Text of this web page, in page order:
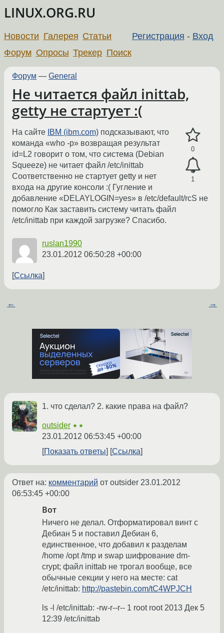
LINUX.ORG.RU
Регистрация - Вход
Новости Галерея Статьи
Форум Опросы Трекер Поиск
Форум — General
Не читается файл inittab,
getty не стартует :(
0
1
На сайте IBM (ibm.com) подсказывают, что
команда «who -p» возвращая результат
id=L2 говорит о том, что система (Debian
Squeeze) не читает файл /etc/inittab
Соответственно не стартует getty и нет
входа на другие консоли :( Гугление и
добавление «DELAYLOGIN=yes» в /etc/default/rcS не
помогло Как заставить систему читать файл
/etc/inittab при каждой загрузке? Спасибо.
ruslan1990
23.01.2012 06:50:28 +00:00
Ссылка
← →
1. что сделал? 2. какие права на файл?
outsider ★★
23.01.2012 06:53:45 +00:00
Показать ответы
Ссылка
Ответ на: комментарий от outsider 23.01.2012
06:53:45 +00:00
Вот
Ничего не делал. Отформатировал винт с
Дебиан 5 и поставил Дебиан 6,
единственное, что добавил к разделам
/home /opt /tmp и swap шифрование dm-
crypt; файл inittab не трогал вообще, все
обычные секции у него на месте: cat
/etc/inittab: http://pastebin.com/tC4WPJCH
ls -l /etc/inittab: -rw-r--r-- 1 root root 2013 Дек 5
12:39 /etc/inittab